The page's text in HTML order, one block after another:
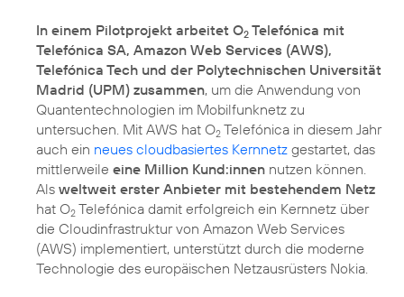
In einem Pilotprojekt arbeitet O2 Telefónica mit
Telefónica SA, Amazon Web Services (AWS),
Telefónica Tech und der Polytechnischen Universität
Madrid (UPM) zusammen, um die Anwendung von
Quantentechnologien im Mobilfunknetz zu
untersuchen. Mit AWS hat O2 Telefónica in diesem Jahr
auch ein neues cloudbasiertes Kernnetz gestartet, das
mittlerweile eine Million Kund:innen nutzen können.
Als weltweit erster Anbieter mit bestehendem Netz
hat O2 Telefónica damit erfolgreich ein Kernnetz über
die Cloudinfrastruktur von Amazon Web Services
(AWS) implementiert, unterstützt durch die moderne
Technologie des europäischen Netzausrüsters Nokia.